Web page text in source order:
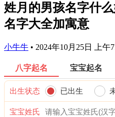
姓月的男孩名字什
名字大全加寓意
小牛牛 • 2024年10月25日 上午
八字起名 宝宝起名
出生状态 已出生
宝宝姓氏